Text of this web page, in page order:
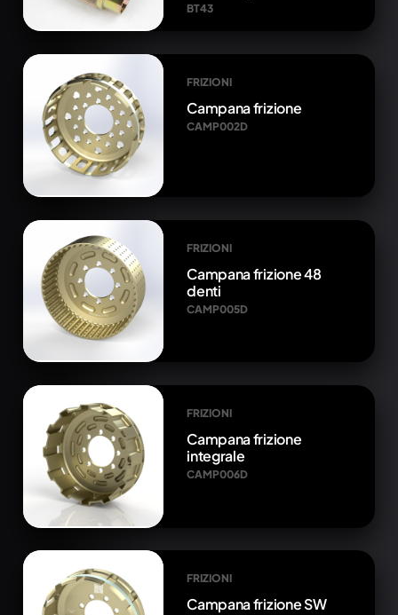
BT43
FRIZIONI
Campana frizione
CAMP002D
FRIZIONI
Campana frizione 48
denti
CAMP005D
FRIZIONI
Campana frizione
integrale
CAMP006D
FRIZIONI
Campana frizione SW